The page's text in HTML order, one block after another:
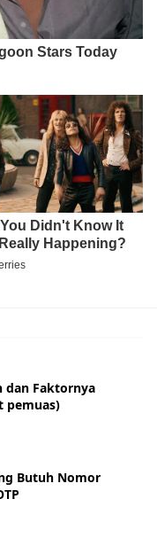
dan Faktornya
pemuas)
Butuh Nomor